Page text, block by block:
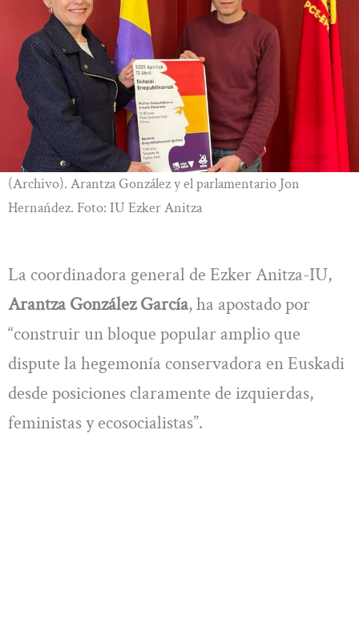
(Archivo). Arantza González y el parlamentario Jon
Hernańdez. Foto: IU Ezker Anitza
La coordinadora general de Ezker Anitza-IU,
Arantza González García, ha apostado por
“construir un bloque popular amplio que
dispute la hegemonía conservadora en Euskadi
desde posiciones claramente de izquierdas,
feministas y ecosocialistas”.